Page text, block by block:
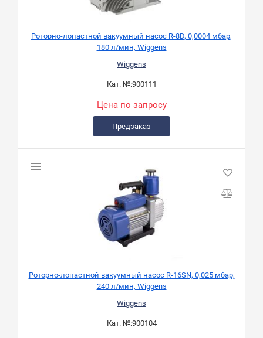
Роторно-лопастной вакуумный насос R-8D, 0,0004 мбар,
180 л/мин, Wiggens
Wiggens
Кат. №:900111
Цена по запросу
Предзаказ
Роторно-лопастной вакуумный насос R-16SN, 0,025 мбар,
240 л/мин, Wiggens
Wiggens
Кат. №:900104